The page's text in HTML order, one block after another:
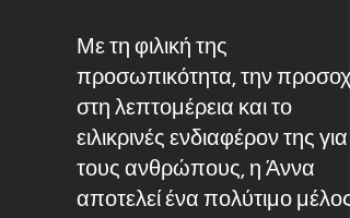
Με τη φιλική της
προσωπικότητα, την
στη λεπτομέρεια και το
ειλικρινές ενδιαφέρον της για
τους ανθρώπους, η Άννα
αποτελεί ένα πολύτιμο μέλος